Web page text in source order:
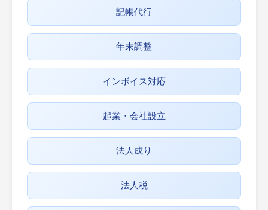
記帳代行
年末調整
インボイス対応
起業・会社設立
法人成り
法人税